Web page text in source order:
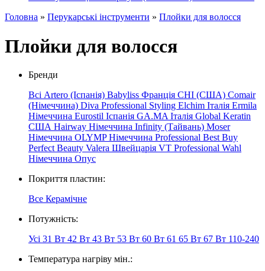
Головна » Перукарські інструменти » Плойки для волосся
Плойки для волосся
Бренди
Всі Artero (Іспанія) Babyliss Франція CHI (США) Comair
(Німеччина) Diva Professional Styling Elchim Італія Ermila
Німеччина Eurostil Іспанія GA.MA Італія Global Keratin
США Hairway Німеччина Infinity (Тайвань) Moser
Німеччина OLYMPНімеччина Professional Best Buy
Perfect Beauty Valera Швейцарія VT Professional Wahl
Німеччина Опус
Покриття пластин:
Все Керамічне
Потужність:
Усі 31 Вт 42 Вт 43 Вт 53 Вт 60 Вт 61 65 Вт 67 Вт 110-240
Температура нагріву мін.: